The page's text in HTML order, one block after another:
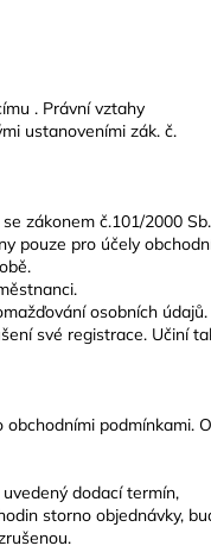
. Právní vztahy
ustanoveními zák. č.
zákonem č.101/2000
pouze pro účely
osobních údajů.
své registrace. Učiní
podmínkami. O
dodací termín,
storno objednávky,